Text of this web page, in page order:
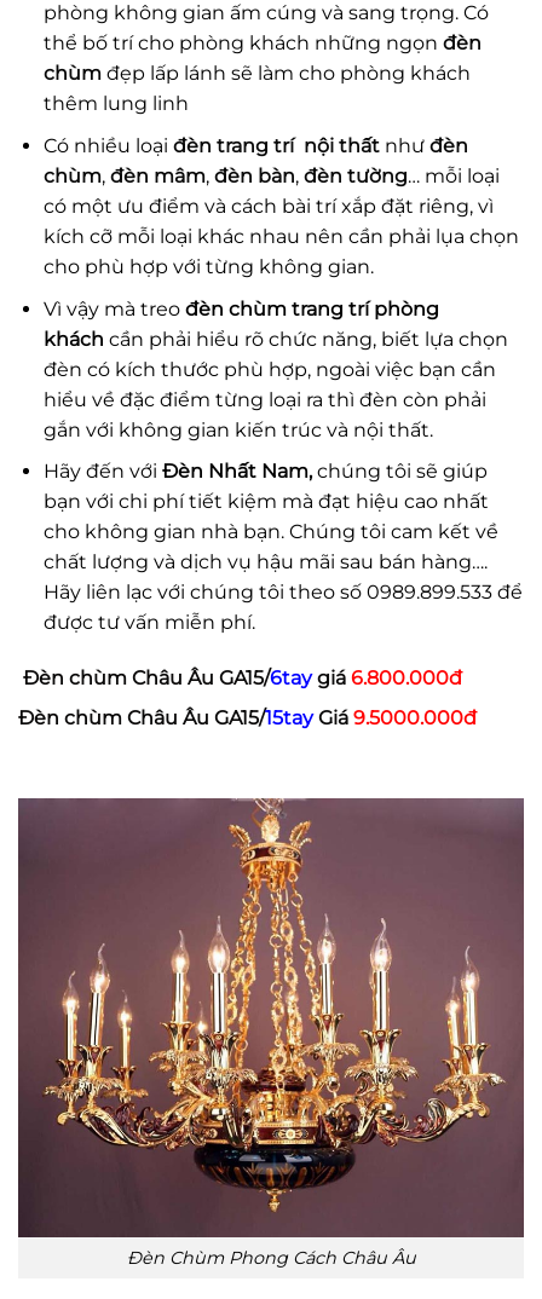
phòng không gian ấm cúng và sang trọng. Có
thể bố trí cho phòng khách những ngọn đèn
chùmđẹp lấp lánh sẽ làm cho phòng khách
thêm lung linh
Có nhiều loại đèn trang trí nội thấtnhư đèn
chùm, đèn mâm, đèn bàn, đèn tường… mỗi loại
có một ưu điểm và cách bài trí xắp đặt riêng, vì
kích cỡ mỗi loại khác nhau nên cần phải lụa chọn
cho phù hợp với từng không gian.
Vì vậy mà treo đèn chùm trang trí phòng
khách cần phải hiểu rõ chức năng, biết lựa chọn
đèn có kích thước phù hợp, ngoài việc bạn cần
hiểu về đặc điểm từng loại ra thì đèn còn phải
gắn với không gian kiến trúc và nội thất.
Hãy đến với Đèn Nhất Nam,chúng tôi sẽ giúp
bạn với chi phí tiết kiệm mà đạt hiệu cao nhất
cho không gian nhà bạn. Chúng tôi cam kết về
chất lượng và dịch vụ hậu mãi sau bán hàng….
Hãy liên lạc với chúng tôi theo số 0989.899.533 để
được tư vấn miễn phí.
Đèn chùm Châu Âu GA15/6taygiá 6.800.000đ
Đèn chùm Châu Âu GA15/15tayGiá 9.5000.000đ
Đèn Chùm Phong Cách Châu Âu